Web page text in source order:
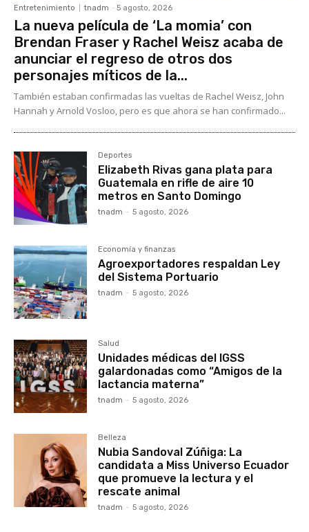
Entretenimiento tnadm - 5 agosto, 2026
La nueva película de ‘La momia’ con
Brendan Fraser y Rachel Weisz acaba de
anunciar el regreso de otros dos
personajes míticos de la...
También estaban confirmadas las vueltas de Rachel Weisz, John
Hannah y Arnold Vosloo, pero es que ahora se han confirmado...
Deportes
Elizabeth Rivas gana plata para
Guatemala en rifle de aire 10
metros en Santo Domingo
tnadm - 5 agosto, 2026
Economía y finanzas
Agroexportadores respaldan Ley
del Sistema Portuario
tnadm - 5 agosto, 2026
Salud
Unidades médicas del IGSS
galardonadas como “Amigos de la
lactancia materna”
tnadm - 5 agosto, 2026
Belleza
Nubia Sandoval Zúñiga: La
candidata a Miss Universo Ecuador
que promueve la lectura y el
rescate animal
tnadm - 5 agosto, 2026